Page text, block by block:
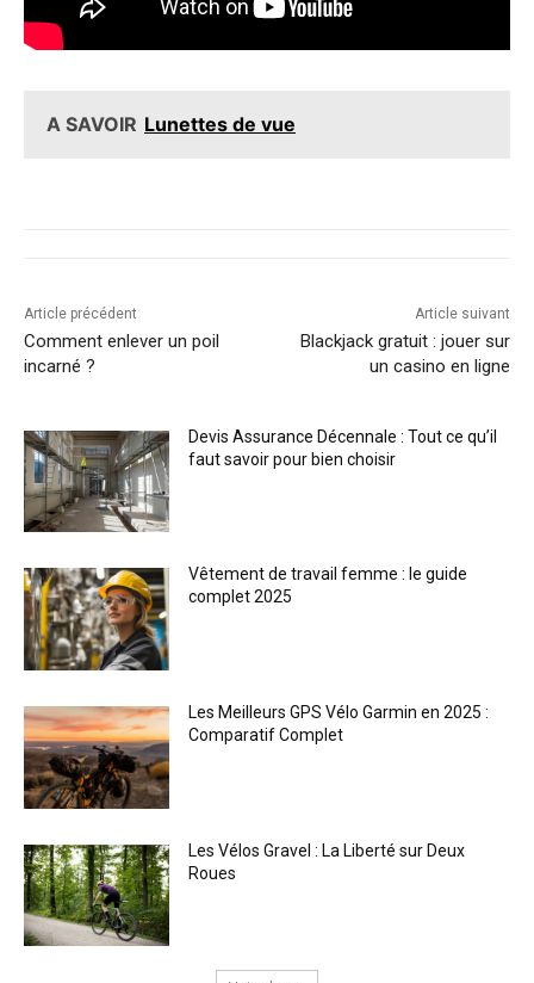
A SAVOIR Lunettes de vue
Article précédent
Comment enlever un poil
incarné ?
Article suivant
Blackjack gratuit : jouer sur
un casino en ligne
Devis Assurance Décennale : Tout ce qu’il
faut savoir pour bien choisir
Vêtement de travail femme : le guide
complet 2025
Les Meilleurs GPS Vélo Garmin en 2025 :
Comparatif Complet
Les Vélos Gravel : La Liberté sur Deux
Roues